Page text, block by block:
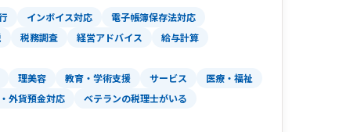
インボイス対応
電子帳簿保存法対応
税務調査 経営アドバイス
給与計算
理美容 教育・学術支援 サービス
医療・福祉
外貨預金対応
ベテランの税理士がいる